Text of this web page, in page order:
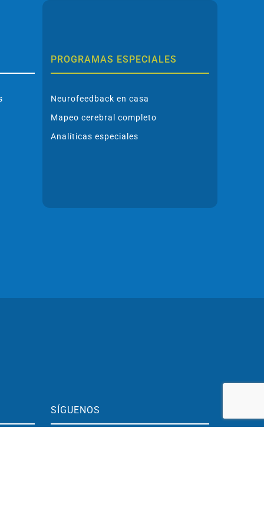
PROGRAMAS ESPECIALES
Neurofeedback en casa
Mapeo cerebral completo
Analíticas especiales
SÍGUENOS